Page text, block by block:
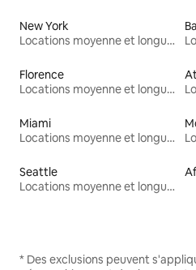
New York
Locations moyenne et longue durée
Florence
Locations moyenne et longue durée
Miami
Locations moyenne et longue durée
Seattle
Locations moyenne et longue durée
* Des exclusions peuvent